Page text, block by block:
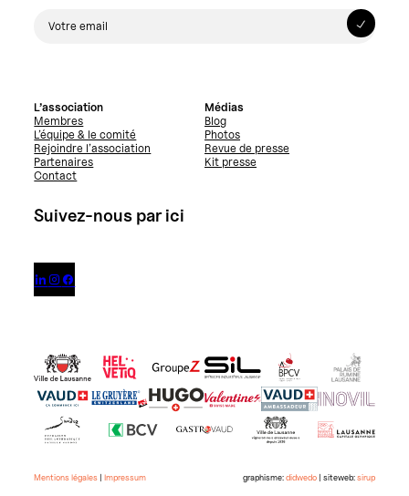
L’association
Membres
L’équipe & le comité
Rejoindre l’association
Partenaires
Contact
Médias
Blog
Photos
Revue de presse
Kit presse
Suivez-nous par ici
  
Mentions légales |Impressum graphisme:didwedo| siteweb:sirup